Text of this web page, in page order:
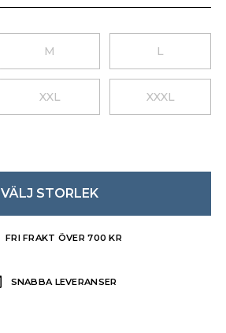
M L
XXL XXXL
VÄLJ STORLEK
FRI FRAKT ÖVER 700 KR
SNABBA LEVERANSER